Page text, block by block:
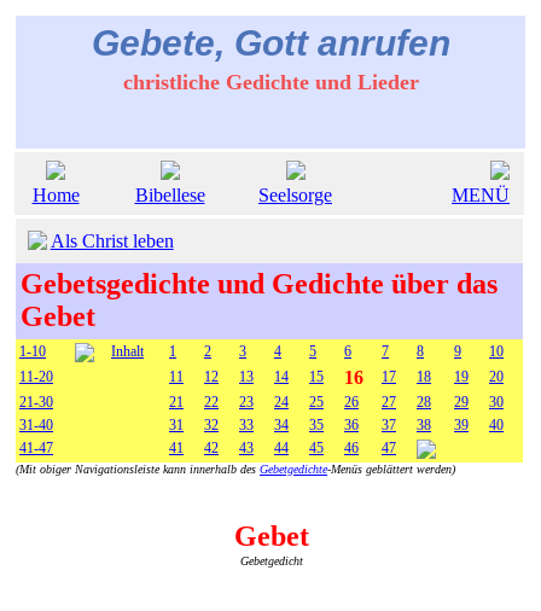
Gebete, Gott anrufen
christliche Gedichte und Lieder
Home Bibellese Seelsorge MENÜ
Als Christ leben
Gebetsgedichte und Gedichte über das
Gebet
1-10 Inhalt 1 2 3 4 5 6 7 8 9
10
11-20
11 12 13 14 15 16 17 18 19
20
21-30
21 22 23 24 25 26 27 28 29
30
31-40
31 32 33 34 35 36 37 38 39
40
41-47
41 42 43 44 45 46 47
(Mit obiger Navigationsleiste kann innerhalb des Gebetgedichte-Menüs geblättert werden)
Gebet
Gebetgedicht